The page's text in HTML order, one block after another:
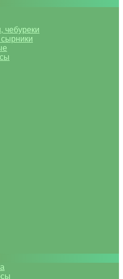
чебуреки